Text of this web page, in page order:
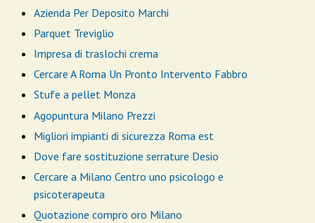
Azienda Per Deposito Marchi
Parquet Treviglio
Impresa di traslochi crema
Cercare A Roma Un Pronto Intervento Fabbro
Stufe a pellet Monza
Agopuntura Milano Prezzi
Migliori impianti di sicurezza Roma est
Dove fare sostituzione serrature Desio
Cercare a Milano Centro uno psicologo e
psicoterapeuta
Quotazione compro oro Milano